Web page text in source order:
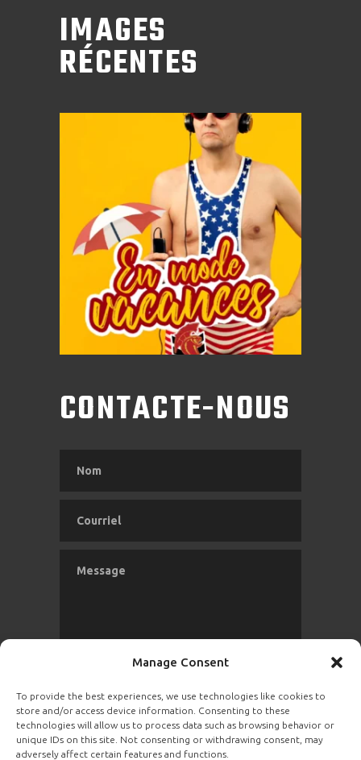
Manage Consent
To provide the best experiences, we use technologies like cookies to
store and/or access device information. Consenting to these
technologies will allow us to process data such as browsing behavior or
unique IDs on this site. Not consenting or withdrawing consent, may
adversely affect certain features and functions.
IMAGES
RÉCENTES
CONTACTE-NOUS